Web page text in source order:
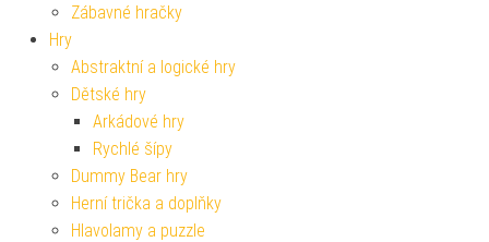
Zábavné hračky
Hry
Abstraktní a logické hry
Dětské hry
Arkádové hry
Rychlé šípy
Dummy Bear hry
Herní trička a doplňky
Hlavolamy a puzzle